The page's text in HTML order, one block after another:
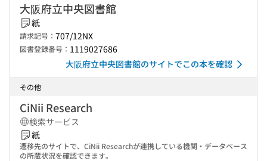
大阪府立中央図書館
紙
請求記号： 707/12NX
図書登録番号： 1119027686
大阪府立中央図書館のサイトでこの本を確認
その他
CiNii Research
検索サービス
紙
遷移先のサイトで、CiNii Researchが連携している機関・データベース
の所蔵状況を確認できます。